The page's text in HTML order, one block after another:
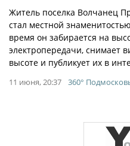
Житель поселка Волчанец
стал местной
время он забирается на
электропередачи, снимает
высоте и публикует их в
11 июня, 20:37 360°